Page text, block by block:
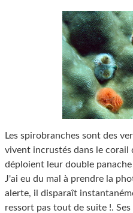
Les spirobranches sont des
vivent incrustés dans le corail
déploient leur double
J'ai eu du mal à prendre la
alerte, il disparaît
ressort pas tout de suite !.